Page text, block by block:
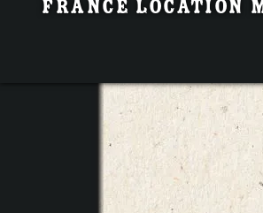
France Location